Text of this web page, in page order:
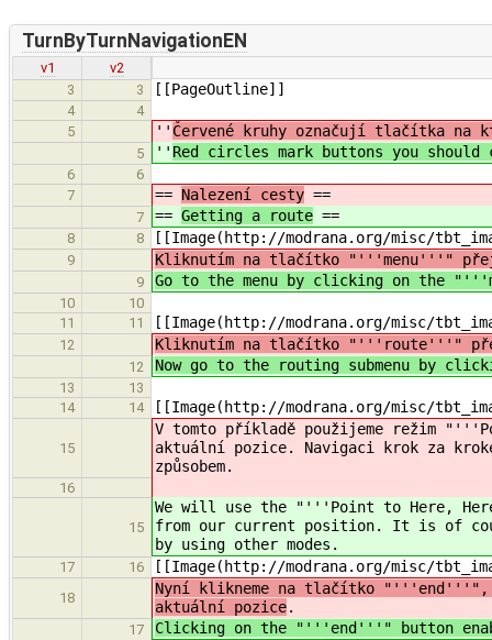
TurnByTurnNavigationEN
v1
v2
3
3 [[PageOutline]]
4
4
5
'' Červené kruhy označují tlačítka na
5 '' Red circles mark buttons you
6
6
7
== Nalezení cesty ==
7 == Getting a route ==
8 8 [[Image(http://modrana.org/misc/
9 Kliknutím na tlačítko "'''menu'''"
9 Go to the menu by clicking on the
10
10
11
11 [[Image(http://modrana.org/misc/
12 Kliknutím na tlačítko "'''route'''"
12 Now go to the routing submenu by
13
13
14
14 [[Image(http://modrana.org/misc/
15
V tomto příkladě použijeme režim
aktuální pozice. Navigaci krok za
způsobem.
16
15
We will use the "'''Point to Here,
from our current position. It is of
by using other modes.
17 16 [[Image(http://modrana.org/misc/
18
Nyní klikneme na tlačítko "'''end'''",
aktuální pozice.
17 Clicking on the "'''end'''" button